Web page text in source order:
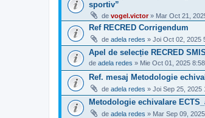
sportiv”
de vogel.victor» Mar Oct 21,
Ref RECRED Corrigendum
de adela redes » Joi Oct 02, 2025
Apel de selecție RECRED
de adela redes » Mie Oct 01, 2025
Ref. mesaj Metodologie
de adela redes » Joi Sep 25, 2025
Metodologie echivalare
de adela redes » Mar Sep 09,